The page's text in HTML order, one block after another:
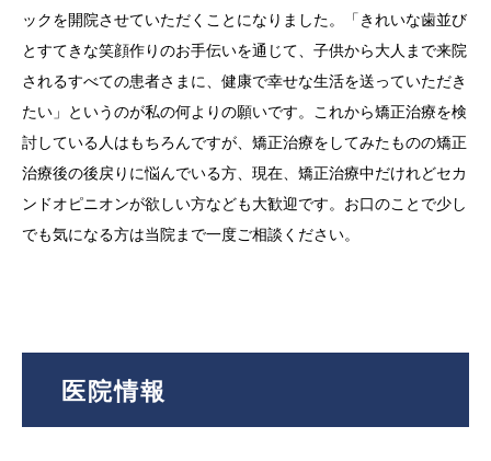
ックを開院させていただくことになりました。「きれいな歯並び
とすてきな笑顔作りのお手伝いを通じて、子供から大人まで来院
されるすべての患者さまに、健康で幸せな生活を送っていただき
たい」というのが私の何よりの願いです。これから矯正治療を検
討している人はもちろんですが、矯正治療をしてみたものの矯正
治療後の後戻りに悩んでいる方、現在、矯正治療中だけれどセカ
ンドオピニオンが欲しい方なども大歓迎です。お口のことで少し
でも気になる方は当院まで一度ご相談ください。
医院情報